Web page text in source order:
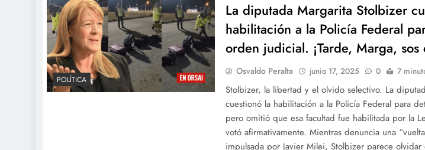
POLÍTICA
La diputada Margarita Stolbizer
habilitación a la Policía Federal
orden judicial. ¡Tarde, Marga, sos
Osvaldo Peralta junio 17, 2025 0 7
Stolbizer, la libertad y el olvido selectivo. La
cuestionó la habilitación a la Policía Federal para
pero omitió que esa facultad fue habilitada por la
votó afirmativamente. Mientras denuncia una
impulsada por Javier Milei, Stolbizer parece